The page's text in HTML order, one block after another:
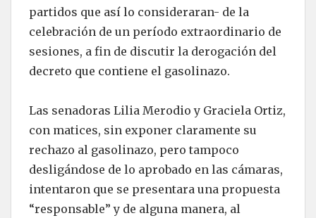
partidos que así lo consideraran- de la
celebración de un período extraordinario de
sesiones, a fin de discutir la derogación del
decreto que contiene el gasolinazo.
Las senadoras Lilia Merodio y Graciela Ortiz,
con matices, sin exponer claramente su
rechazo al gasolinazo, pero tampoco
desligándose de lo aprobado en las cámaras,
intentaron que se presentara una propuesta
“responsable” y de alguna manera, al